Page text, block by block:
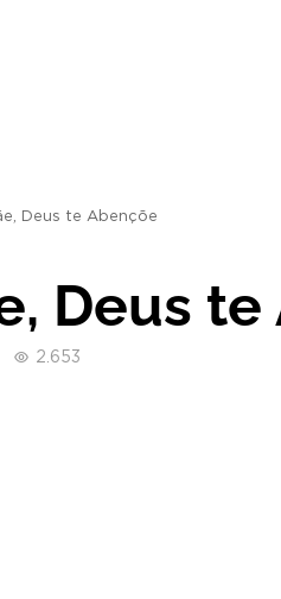
Deus te Abençõe
Deus
2.653